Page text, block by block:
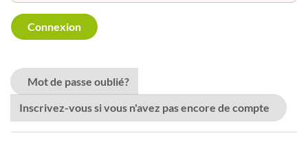
Mot de passe oublié?
Inscrivez-vous si vous n'avez pas encore de compte